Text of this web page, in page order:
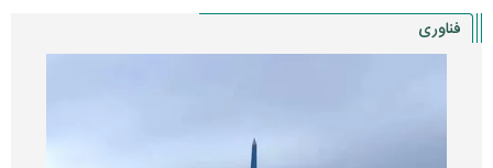
فناوری